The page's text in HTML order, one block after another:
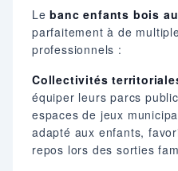
Lebanc enfants bois
parfaitement à de
professionnels :
Collectivités
équiper leurs parcs
espaces de jeux
adapté aux enfants,
repos lors des sorties